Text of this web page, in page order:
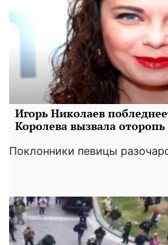
Игорь Николаев
Королева вызвала
Поклонники певицы